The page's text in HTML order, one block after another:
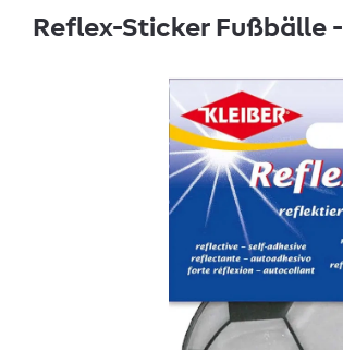
Reflex-Sticker Fußbälle